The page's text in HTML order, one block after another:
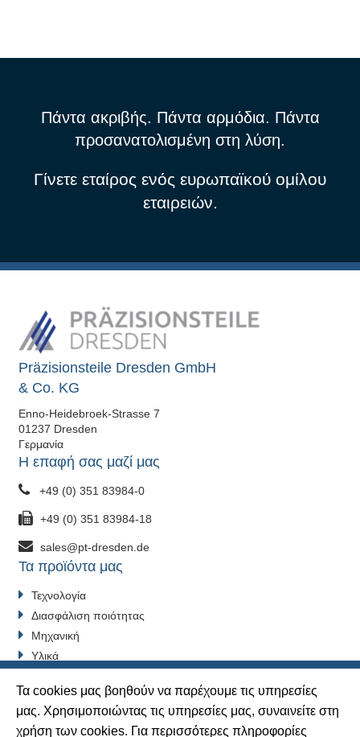
Πάντα ακριβής. Πάντα αρμόδια. Πάντα
προσανατολισμένη στη λύση.
Γίνετε εταίρος ενός ευρωπαϊκού ομίλου
εταιρειών.
Präzisionsteile Dresden GmbH
& Co. KG
Enno-Heidebroek-Strasse 7
01237 Dresden
Γερμανία
Η επαφή σας μαζί μας
+49 (0) 351 83984-0
+49 (0) 351 83984-18
sales@pt-dresden.de
Τα προϊόντα μας
Τεχνολογία
Διασφάλιση ποιότητας
Μηχανική
Υλικά
Αλλαγή της συγκατάθεσής σας
Τα cookies μας βοηθούν να παρέχουμε τις υπηρεσίες
μας. Χρησιμοποιώντας τις υπηρεσίες μας, συναινείτε στη
χρήση των cookies. Για περισσότερες πληροφορίες